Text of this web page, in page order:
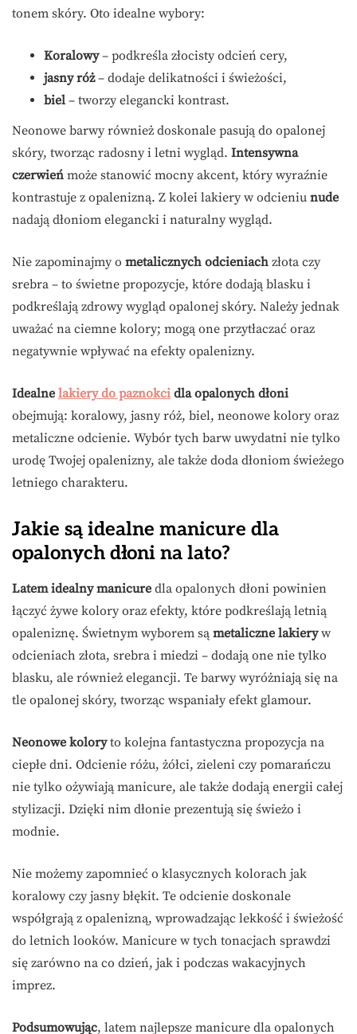
tonem skóry. Oto idealne wybory:
Koralowy– podkreśla złocisty odcień cery,
jasny róż– dodaje delikatności i świeżości,
biel – tworzy elegancki kontrast.
Neonowe barwy również doskonale pasują do opalonej
skóry, tworząc radosny i letni wygląd. Intensywna
czerwień może stanowić mocny akcent, który wyraźnie
kontrastuje z opalenizną. Z kolei lakiery w odcieniu nude
nadają dłoniom elegancki i naturalny wygląd.
Nie zapominajmy o metalicznych odcieniach złota czy
srebra – to świetne propozycje, które dodają blasku i
podkreślają zdrowy wygląd opalonej skóry. Należy jednak
uważać na ciemne kolory; mogą one przytłaczać oraz
negatywnie wpływać na efekty opalenizny.
Idealne lakiery do paznokci dla opalonych dłoni
obejmują: koralowy, jasny róż, biel, neonowe kolory oraz
metaliczne odcienie. Wybór tych barw uwydatni nie tylko
urodę Twojej opalenizny, ale także doda dłoniom świeżego
letniego charakteru.
Jakie są idealne manicure dla
opalonych dłoni na lato?
Latem idealny manicure dla opalonych dłoni powinien
łączyć żywe kolory oraz efekty, które podkreślają letnią
opaleniznę. Świetnym wyborem są metaliczne lakieryw
odcieniach złota, srebra i miedzi – dodają one nie tylko
blasku, ale również elegancji. Te barwy wyróżniają się na
tle opalonej skóry, tworząc wspaniały efekt glamour.
Neonowe koloryto kolejna fantastyczna propozycja na
ciepłe dni. Odcienie różu, żółci, zieleni czy pomarańczu
nie tylko ożywiają manicure, ale także dodają energii całej
stylizacji. Dzięki nim dłonie prezentują się świeżo i
modnie.
Nie możemy zapomnieć o klasycznych kolorach jak
koralowy czy jasny błękit. Te odcienie doskonale
współgrają z opalenizną, wprowadzając lekkość i świeżość
do letnich looków. Manicure w tych tonacjach sprawdzi
się zarówno na co dzień, jak i podczas wakacyjnych
imprez.
Podsumowując, latem najlepsze manicure dla opalonych